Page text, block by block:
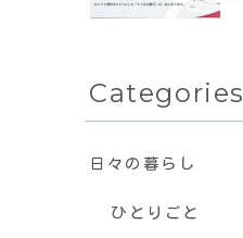
Categories
日々の暮らし
ひとりごと